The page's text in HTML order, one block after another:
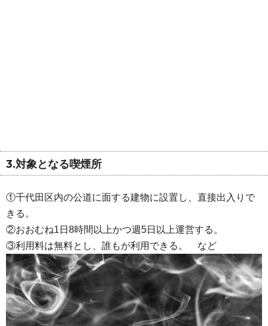
3.対象となる喫煙所
①千代田区内の公道に面する建物に設置し、直接出入りで
きる。
②おおむね1日8時間以上かつ週5日以上運営する。
③利用料は無料とし、誰もが利用できる。 など